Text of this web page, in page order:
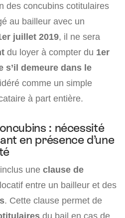
des concubins cotitulaires
au bailleur avec un
juillet 2019, il ne sera
du loyer à compter du 1er
s’il demeure dans le
comme un simple
à part entière.
: nécessité
en présence d’une
une clause de
entre un bailleur et des
. Cette clause permet de
du bail en cas de